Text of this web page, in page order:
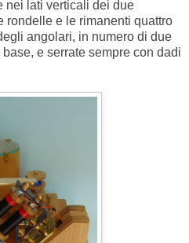
nei lati verticali dei due
rondelle e le rimanenti quattro
angolari, in numero di due
e serrate sempre con dadi